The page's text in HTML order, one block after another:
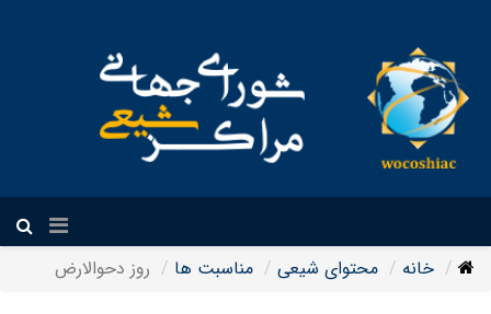
خانه محتوای شیعی مناسبت ها روز دحوالارض